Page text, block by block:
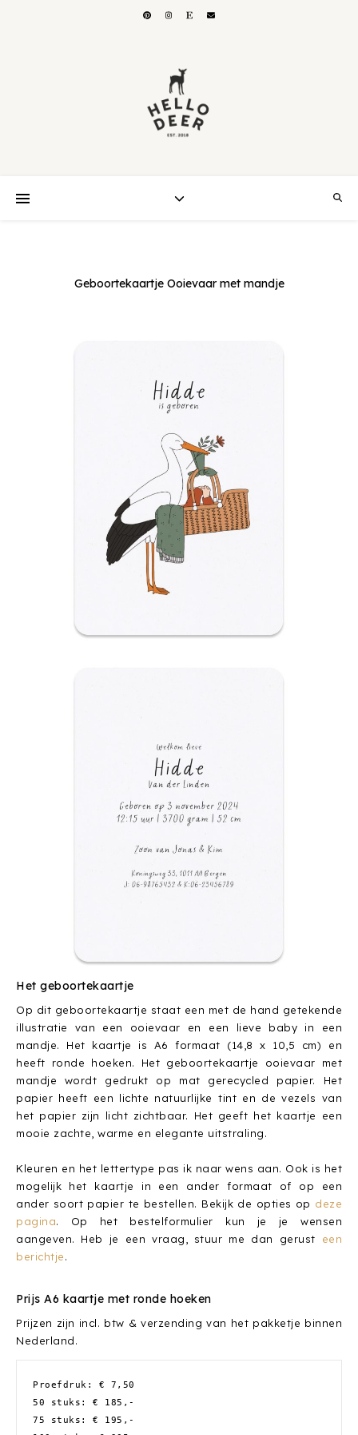
Geboortekaartje Ooievaar met mandje
Het geboortekaartje
Op dit geboortekaartje staat een met de hand getekende
illustratie van een ooievaar en een lieve baby in een
mandje. Het kaartje is A6 formaat (14,8 x 10,5 cm) en
heeft ronde hoeken. Het geboortekaartje ooievaar met
mandje wordt gedrukt op mat gerecycled papier. Het
papier heeft een lichte natuurlijke tint en de vezels van
het papier zijn licht zichtbaar. Het geeft het kaartje een
mooie zachte, warme en elegante uitstraling.
Kleuren en het lettertype pas ik naar wens aan. Ook is het
mogelijk het kaartje in een ander formaat of op een
ander soort papier te bestellen. Bekijk de opties op deze
pagina. Op het bestelformulier kun je je wensen
aangeven. Heb je een vraag, stuur me dan gerust een
berichtje.
Prijs A6 kaartje met ronde hoeken
Prijzen zijn incl. btw & verzending van het pakketje binnen
Nederland.
Proefdruk: € 7,50
50 stuks: € 185,-
75 stuks: € 195,-